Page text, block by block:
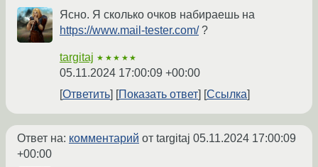
Ясно. Я сколько очков набираешь на
https://www.mail-tester.com/?
targitaj ★★★★★
05.11.2024 17:00:09 +00:00
Ответить
Показать ответ Ссылка
Ответ на: комментарий от targitaj 05.11.2024 17:00:09
+00:00